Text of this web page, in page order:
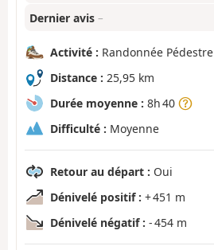
Dernier avis –
Activité : Randonnée Pédestre
Distance : 25,95 km
Durée moyenne : 8h 40
Difficulté : Moyenne
Retour au départ : Oui
Dénivelé positif : + 451 m
Dénivelé négatif : - 454 m